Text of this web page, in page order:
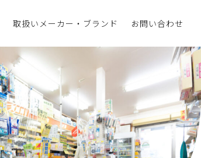
取扱いメーカー・ブランド お問い合わせ